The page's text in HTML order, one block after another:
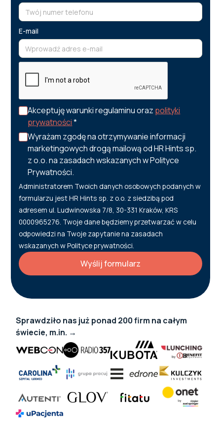
E-mail
Akceptuję warunki regulaminu oraz polityki
prywatności*
Wyrażam zgodę na otrzymywanie informacji
marketingowych drogą mailową od HR Hints sp.
z o.o. na zasadach wskazanych w Polityce
Prywatności.
Administratorem Twoich danych osobowych podanych w
formularzu jest HR Hints sp. z o.o. z siedzibą pod
adresem ul. Ludwinowska 7/8, 30-331 Kraków, KRS
0000965276. Twoje dane będziemy przetwarzać w celu
odpowiedzi na Twoje zapytanie na zasadach
wskazanych w Polityce prywatności.
Sprawdziło nas już ponad 200 firm na całym
świecie, m.in. →